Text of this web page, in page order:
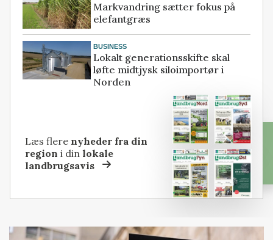
Markvandring sætter fokus på
elefantgræs
BUSINESS
Lokalt generationsskifte skal
løfte midtjysk siloimportør i
Norden
Læs flere nyheder fra din
region i dinlokale
landbrugsavis